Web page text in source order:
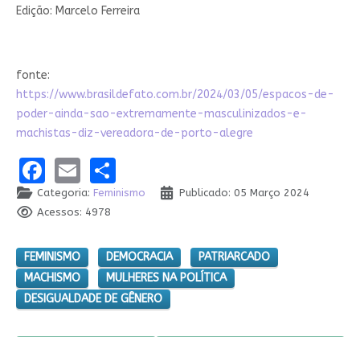
Edição: Marcelo Ferreira
fonte:
https://www.brasildefato.com.br/2024/03/05/espacos-de-
poder-ainda-sao-extremamente-masculinizados-e-
machistas-diz-vereadora-de-porto-alegre
Facebook
EmailShare
Categoria: Feminismo
Publicado: 05 Março 2024
Acessos: 4978
FEMINISMO DEMOCRACIA
PATRIARCADO
MACHISMO
MULHERES NA POLÍTICA
DESIGUALDADE DE GÊNERO